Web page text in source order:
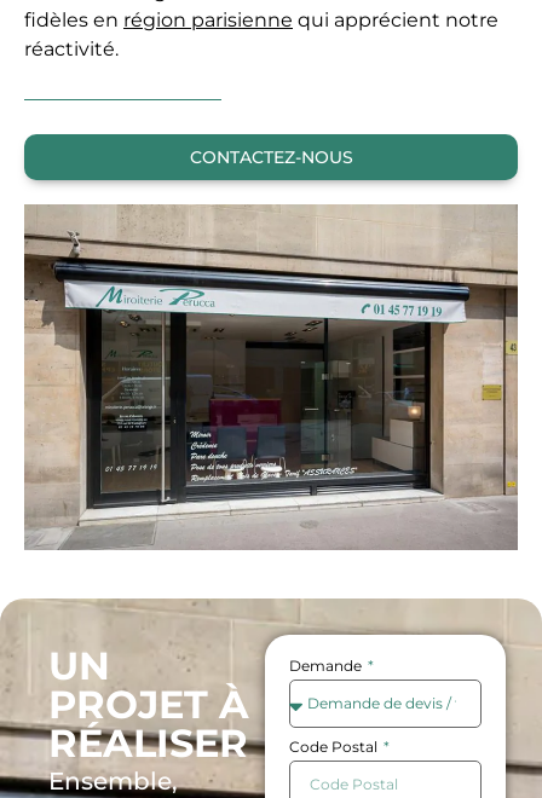
fidèles en région parisienne qui apprécient notre
réactivité.
CONTACTEZ-NOUS
UN
PROJET À
RÉALISER
Ensemble,
Demande
Code Postal